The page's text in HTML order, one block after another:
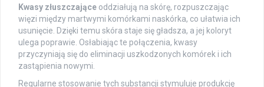
Kwasy złuszczające oddziałują na skórę, rozpuszczając
więzi między martwymi komórkami naskórka, co ułatwia ich
usunięcie. Dzięki temu skóra staje się gładsza, a jej koloryt
ulega poprawie. Osłabiając te połączenia, kwasy
przyczyniają się do eliminacji uszkodzonych komórek i ich
zastąpienia nowymi.
Regularne stosowanie tych substancji stymuluje produkcję